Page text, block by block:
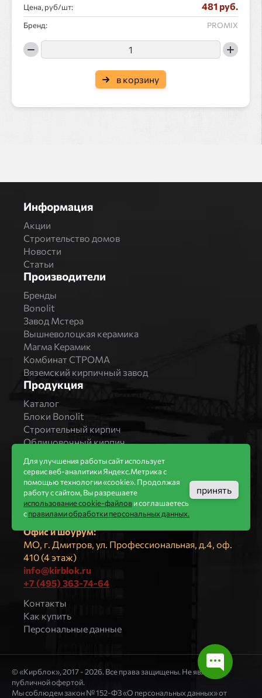
Цена, руб/ : 481 руб.
Бренд: PROMIX
в корзину
Информация
Акции
Строительство домов
Новости
Статьи
Производители
Бренды
Bonolit
Завод Мстера
Вышневолоцкая керамика
Магма Керамик
Комбинат СТРОМА
Вяземский кирпичный завод
Продукция
Каталог
Блоки Bonolit
Строительный кирпич
Облицовочный кирпич
ООО «КИРБЛОК»
ПВЗ (не для посещения):
МO, г. Долгопрудный, Лихачёвское ш., д. 14,
корп. 1
Офис и шоурум:
МО, г. Дмитров, ул. Профессиональная, д.4, оф.
410 (4 этаж)
info@kirblok.ru
+7 (495) 363-74-64
Контакты
Как купить
Персональные данные
© «Кирблок», 2017 - 2026. Все права защищены. Не является
публичной офертой.
Мы соблюдем закон № 152-ФЗ «О персональных данных» от
Для улучшения работы сайт использует
сервис веб-аналитики Яндекс.Метрика с
помощью технологии «cookie». Продолжая
работу с сайтом, Вы разрешаете
использование cookie-файлови соглашаетесь
справилами обработки персональных данных.
принять